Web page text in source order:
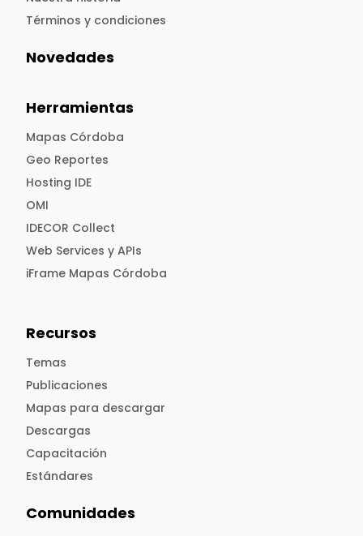
Términos y condiciones
Novedades
Herramientas
Mapas Córdoba
Geo Reportes
Hosting IDE
OMI
IDECOR Collect
Web Services y APIs
iFrame Mapas Córdoba
Recursos
Temas
Publicaciones
Mapas para descargar
Descargas
Capacitación
Estándares
Comunidades